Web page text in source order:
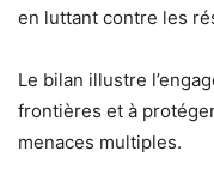
en luttant contre les
Le bilan illustre
frontières et à
menaces multiples.